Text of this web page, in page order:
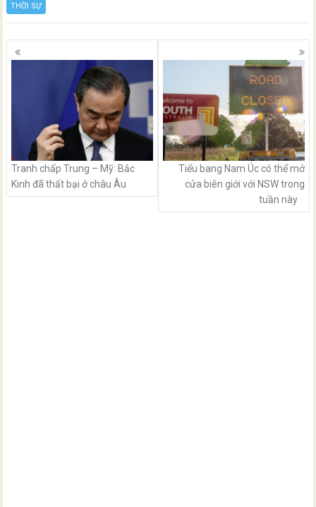
THỜI SỰ
Posts
navigation
Tranh chấp Trung – Mỹ: Bắc
Kinh đã thất bại ở châu Âu
Tiểu bang Nam Úc có thể mở
cửa biên giới với NSW trong
tuần này